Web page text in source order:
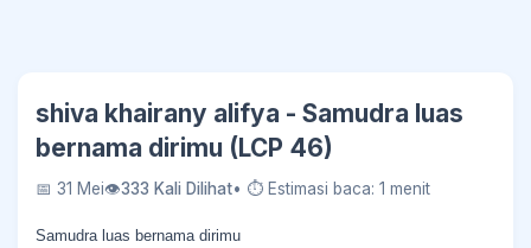
shiva khairany alifya - Samudra luas
bernama dirimu (LCP 46)
📅 31 Mei👁333 Kali Dilihat• ⏱ Estimasi baca: 1 menit
Samudra luas bernama dirimu